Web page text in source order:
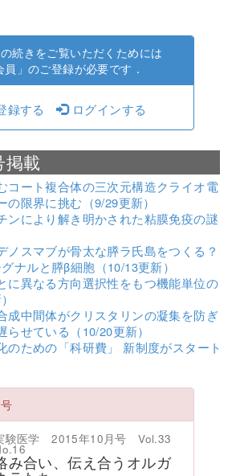
続きをご覧いただくためには
員」のご登録が必要です．
録する ログインする
載
コート複合体の三次元構造クライオ電
限界に挑む（9/29更新）
ンにより解き明かされた粘膜免疫の謎
ノスマブが骨太な膵ラ氏島をつくる？
ナルと膵β細胞（10/13更新）
に異なる方向選択性をもつ機能単位の
成中間体がクリスタリンの凝集を防ぎ
らせている（10/20更新）
のための「科研費」 新制度がスタート
験医学 2015年10月号 Vol.33
み合い、伝え合うオルガ